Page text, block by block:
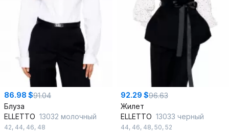
86.98 $91.04
Блуза
ELLETTO 13032 молочный
42, 44, 46, 48
92.29 $96.63
Жилет
ELLETTO 13033 черный
44, 46, 48, 50, 52